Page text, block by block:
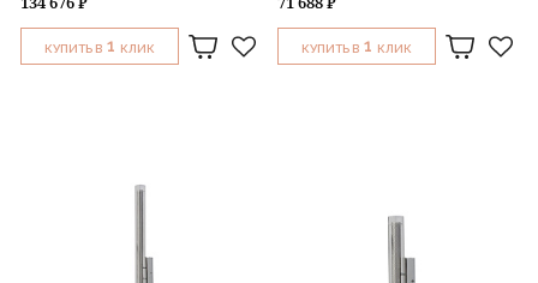
КУПИТЬ В 1 КЛИК КУПИТЬ В 1 КЛИК